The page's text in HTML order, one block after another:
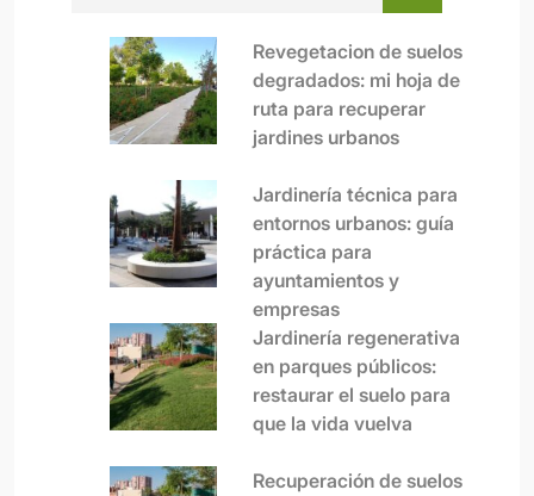
Revegetacion de suelos
degradados: mi hoja de
ruta para recuperar
jardines urbanos
Jardinería técnica para
entornos urbanos: guía
práctica para
ayuntamientos y
empresas
Jardinería regenerativa
en parques públicos:
restaurar el suelo para
que la vida vuelva
Recuperación de suelos